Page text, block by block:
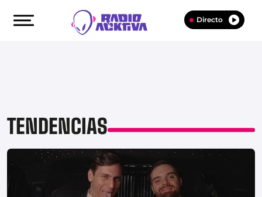
Directo
TENDENCIAS